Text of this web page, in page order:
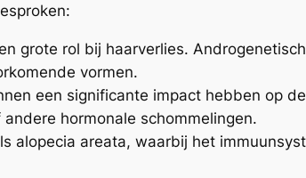
grote rol bij haarverlies.
vormen.
een significante impact hebben op
hormonale schommelingen.
alopecia areata, waarbij het